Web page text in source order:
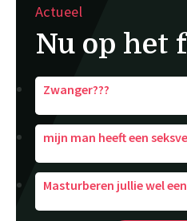
Actueel
Nu op het
Zwanger???
mijn man heeft een
Masturberen jullie wel